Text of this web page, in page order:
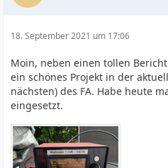
18. September 2021 um 17:06
Moin, neben einen tollen
ein schönes Projekt in der
nächsten) des FA. Habe heute
eingesetzt.